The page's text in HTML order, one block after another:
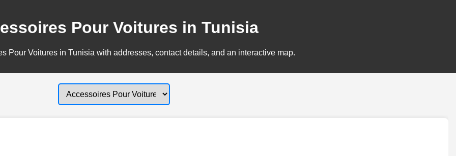
Pour Voitures in Tunisia
Pour Voitures in Tunisia with addresses, contact details, and an interactive map.